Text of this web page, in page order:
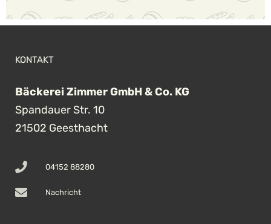
KONTAKT
Bäckerei Zimmer GmbH & Co. KG
Spandauer Str. 10
21502 Geesthacht
04152 88280
Nachricht